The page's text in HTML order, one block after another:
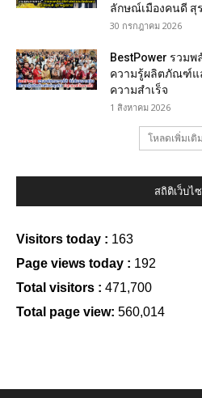
ลักษณ์เมืองคนดี สุ
30 กรกฎาคม 2026
BestPower รวม
ความรู้ผลิตภัณฑ์แ
ความสำเร็จ
1 สิงหาคม 2026
โหลดเพิ่มเติม
สถิติเว็บไ
Visitors today : 163
Page views today : 192
Total visitors : 471,700
Total page view: 560,014